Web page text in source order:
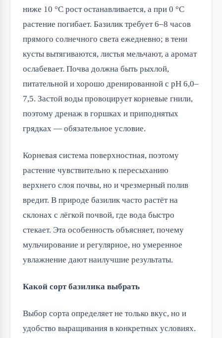
ниже 10 °C рост останавливается, а при 0 °C
растение погибает. Базилик требует 6–8 часов
прямого солнечного света ежедневно; в тени
кусты вытягиваются, листья мельчают, а аромат
ослабевает. Почва должна быть рыхлой,
питательной и хорошо дренированной с pH 6,0–
7,5. Застой воды провоцирует корневые гнили,
поэтому дренаж в горшках и приподнятых
грядках — обязательное условие.
Корневая система поверхностная, поэтому
растение чувствительно к пересыханию
верхнего слоя почвы, но и чрезмерный полив
вредит. В природе базилик часто растёт на
склонах с лёгкой почвой, где вода быстро
стекает. Эта особенность объясняет, почему
мульчирование и регулярное, но умеренное
увлажнение дают наилучшие результаты.
Какой сорт базилика выбрать
Выбор сорта определяет не только вкус, но и
удобство выращивания в конкретных условиях.